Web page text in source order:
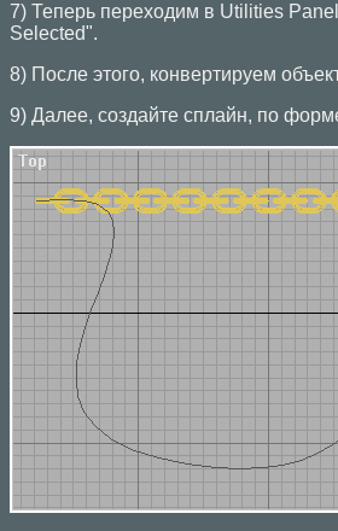
7) Теперь переходим в Utilities
Selected".
8) После этого, конвертируем
9) Далее, создайте сплайн, по